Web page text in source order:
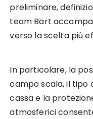
preliminare,
team Bart
verso la scelta più
In particolare, la
campo scala, il tipo
cassa e la
atmosferici